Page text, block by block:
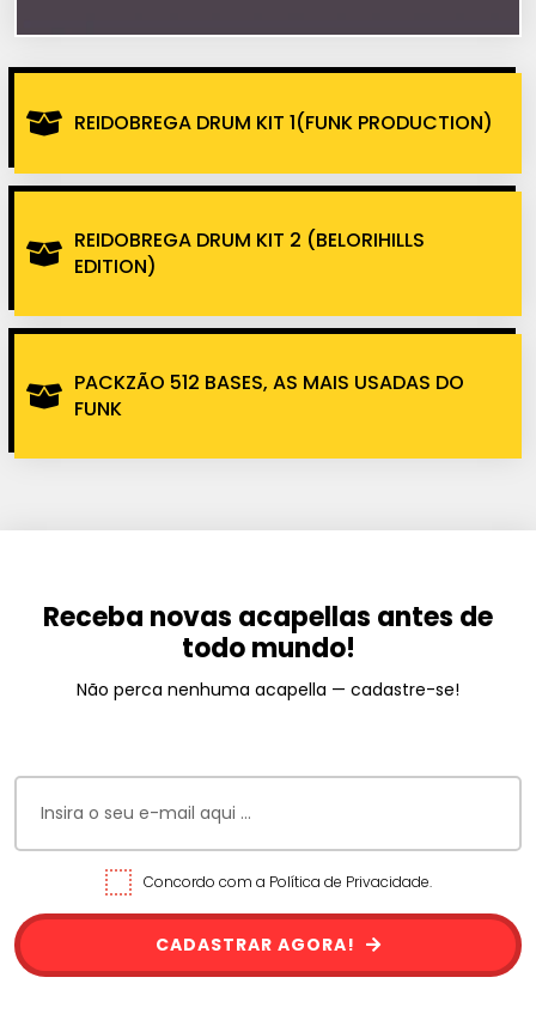
REIDOBREGA DRUM KIT 1(FUNK PRODUCTION)
REIDOBREGA DRUM KIT 2 (BELORIHILLS
EDITION)
PACKZÃO 512 BASES, AS MAIS USADAS DO
FUNK
Receba novas acapellas antes de
todo mundo!
Não perca nenhuma acapella — cadastre-se!
Concordo com a Política de Privacidade.
CADASTRAR AGORA!